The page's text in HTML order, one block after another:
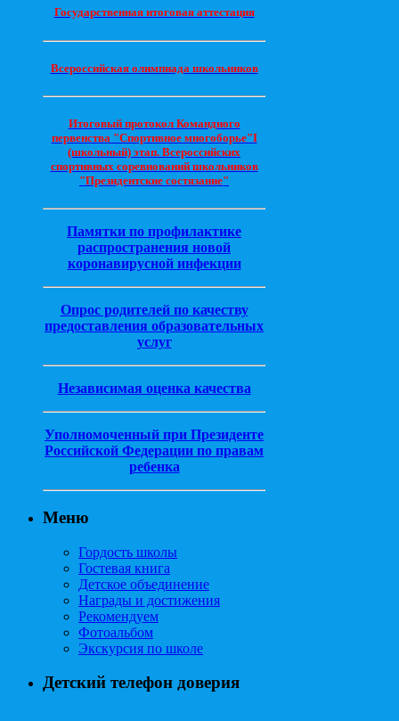
Государственная итоговая аттестация
Всероссийская олимпиада школьников
Итоговый протокол Командного
первенства "Спортивное многоборье"I
(школьный) этап. Всероссийских
спортивных соревнований школьников
"Президентские состязание"
Памятки по профилактике
распространения новой
коронавирусной инфекции
Опрос родителей по качеству
предоставления образовательных
услуг
Независимая оценка качества
Уполномоченный при Президенте
Российской Федерации по правам
ребенка
Меню
Гордость школы
Гостевая книга
Детское объединение
Награды и достижения
Рекомендуем
Фотоальбом
Экскурсия по школе
Детский телефон доверия